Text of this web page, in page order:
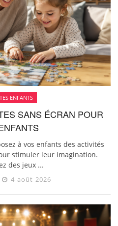
ENFANTS
SANS ÉCRAN POUR
à vos enfants des activités
stimuler leur imagination.
des jeux ...
4 août 2026